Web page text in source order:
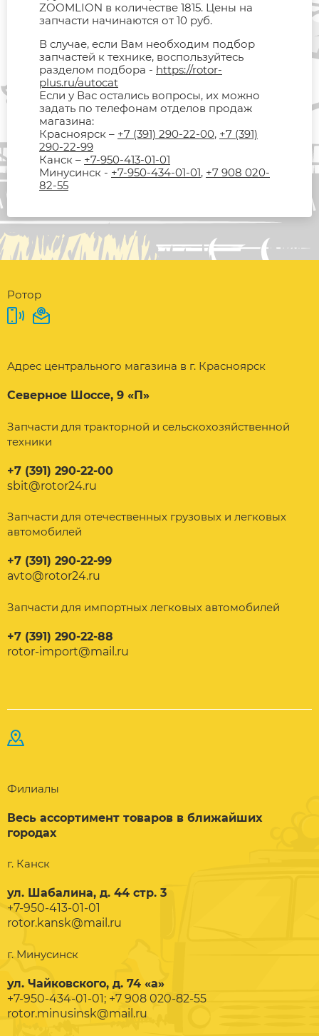
ZOOMLION в количестве 1815. Цены на
запчасти начинаются от 10 руб.
В случае, если Вам необходим подбор
запчастей к технике, воспользуйтесь
разделом подбора - https://rotor-
plus.ru/autocat
Если у Вас остались вопросы, их можно
задать по телефонам отделов продаж
магазина:
Красноярск – +7 (391) 290-22-00, +7 (391)
290-22-99
Канск – +7-950-413-01-01
Минусинск - +7-950-434-01-01, +7 908 020-
82-55
Ротор
Адрес центрального магазина в г. Красноярск
Северное Шоссе, 9 «П»
Запчасти для тракторной и сельскохозяйственной
техники
+7 (391) 290-22-00
sbit@rotor24.ru
Запчасти для отечественных грузовых и легковых
автомобилей
+7 (391) 290-22-99
avto@rotor24.ru
Запчасти для импортных легковых автомобилей
+7 (391) 290-22-88
rotor-import@mail.ru
Филиалы
Весь ассортимент товаров в ближайших
городах
г. Канск
ул. Шабалина, д. 44 стр. 3
+7-950-413-01-01
rotor.kansk@mail.ru
г. Минусинск
ул. Чайковского, д. 74 «а»
+7-950-434-01-01; +7 908 020-82-55
rotor.minusinsk@mail.ru